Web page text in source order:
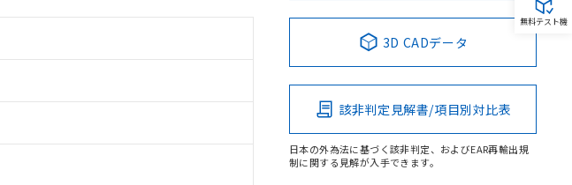
3D CADデータ
該非判定見解書/項目別対比表
日本の外為法に基づく該非判定、およびEAR再輸出規
制に関する見解が入手できます。
無料テスト機